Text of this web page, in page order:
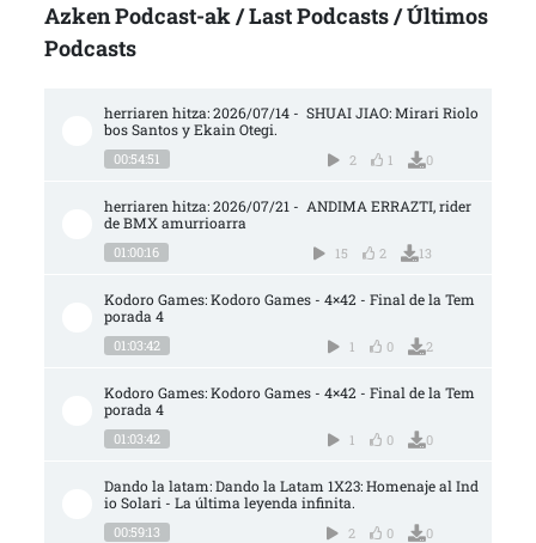
Azken Podcast-ak / Last Podcasts / Últimos
Podcasts
herriaren hitza: 2026/07/14 -  SHUAI JIAO: Mirari Riolo
bos Santos y Ekain Otegi.
00:54:51 2 1 0
herriaren hitza: 2026/07/21 -  ANDIMA ERRAZTI, rider
de BMX amurrioarra
01:00:16 15 2 13
Kodoro Games: Kodoro Games - 4×42 - Final de la Tem
porada 4
01:03:42 1 0 2
Kodoro Games: Kodoro Games - 4×42 - Final de la Tem
porada 4
01:03:42 1 0 0
Dando la latam: Dando la Latam 1X23: Homenaje al Ind
io Solari - La última leyenda infinita.
00:59:13 2 0 0